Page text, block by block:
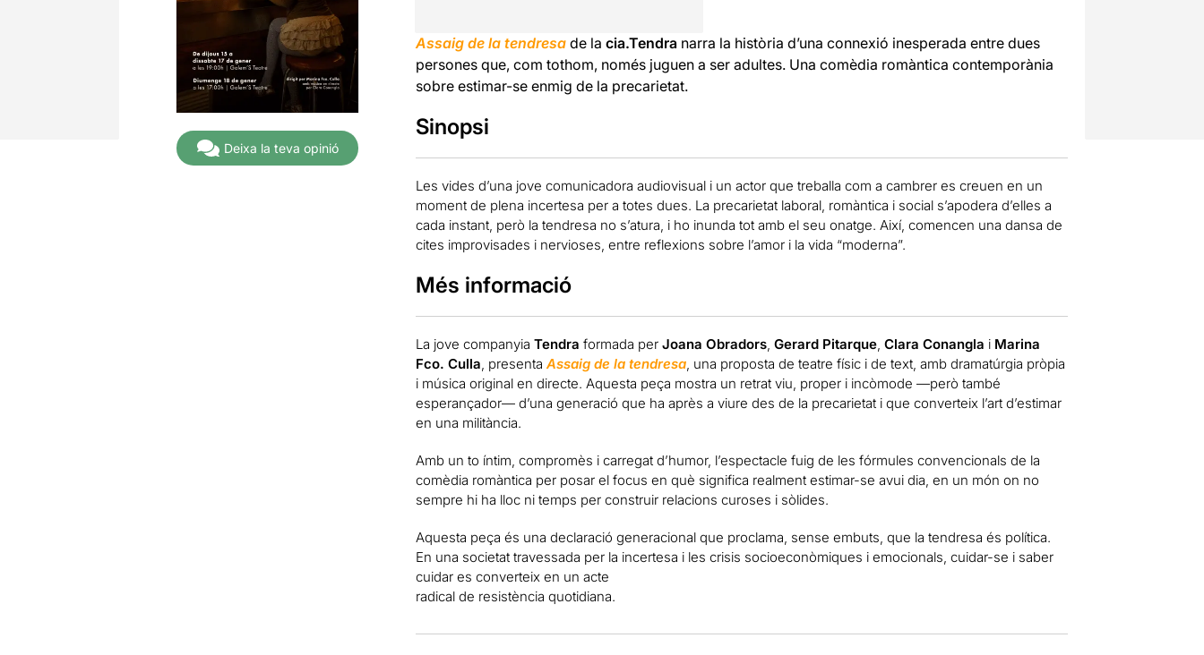
Deixa la teva opinió
Assaig de la tendresade la cia.Tendra narra la història d’una connexió inesperada entre dues
persones que, com tothom, només juguen a ser adultes. Una comèdia romàntica contemporània
sobre estimar-se enmig de la precarietat.
Sinopsi
Les vides d’una jove comunicadora audiovisual i un actor que treballa com a cambrer es creuen en un
moment de plena incertesa per a totes dues. La precarietat laboral, romàntica i social s’apodera d’elles a
cada instant, però la tendresa no s’atura, i ho inunda tot amb el seu onatge. Així, comencen una dansa de
cites improvisades i nervioses, entre reflexions sobre l’amor i la vida “moderna”.
Més informació
La jove companyia Tendra formada per Joana Obradors, Gerard Pitarque, Clara Conangla i Marina
Fco. Culla, presentaAssaig de la tendresa, una proposta de teatre físic i de text, amb dramatúrgia pròpia
i música original en directe. Aquesta peça mostra un retrat viu, proper i incòmode —però també
esperançador— d’una generació que ha après a viure des de la precarietat i que converteix l’art d’estimar
en una militància.
Amb un to íntim, compromès i carregat d’humor, l’espectacle fuig de les fórmules convencionals de la
comèdia romàntica per posar el focus en què significa realment estimar-se avui dia, en un món on no
sempre hi ha lloc ni temps per construir relacions curoses i sòlides.
Aquesta peça és una declaració generacional que proclama, sense embuts, que la tendresa és política.
En una societat travessada per la incertesa i les crisis socioeconòmiques i emocionals, cuidar-se i saber
cuidar es converteix en un acte
radical de resistència quotidiana.